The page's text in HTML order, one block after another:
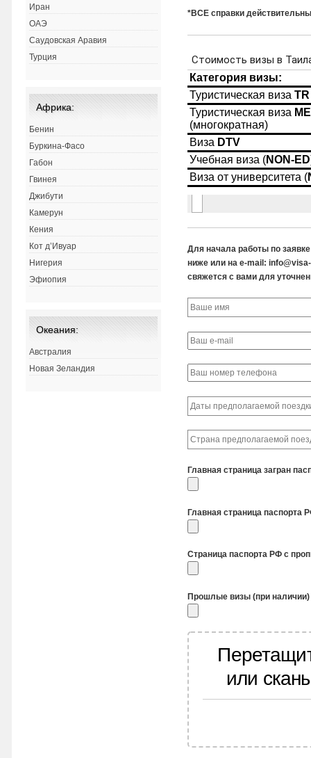
*ВСЕ справки
Для начала работы по
ниже или на e-mail:
свяжется с вами для
Главная страница загран
Главная страница паспорта
Страница паспорта РФ с
Прошлые визы (при наличии)
или
Иран
ОАЭ
Саудовская Аравия
Турция
Африка:
Бенин
Буркина-Фасо
Габон
Гвинея
Джибути
Камерун
Кения
Кот д’Ивуар
Нигерия
Эфиопия
Океания:
Австралия
Новая Зеландия